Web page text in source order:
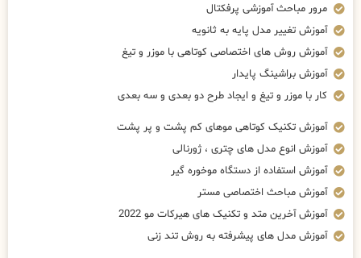
مرور مباحث آموزشی پرفکتال
آموزش تغییر مدل پایه به ثانویه
آموزش روش های اختصاصی کوتاهی با موزر و تیغ
آموزش براشینگ پایدار
کار با موزر و تیغ و ایجاد طرح دو بعدی و سه بعدی
آموزش تکنیک کوتاهی موهای کم پشت و پر پشت
آموزش انوع مدل های چتری ، ژورنالی
آموزش استفاده از دستگاه موخوره گیر
آموزش مباحث اختصاصی مستر
آموزش آخرین متد و تکنیک های هیرکات مو 2022
آموزش مدل های پیشرفته به روش تند زنی